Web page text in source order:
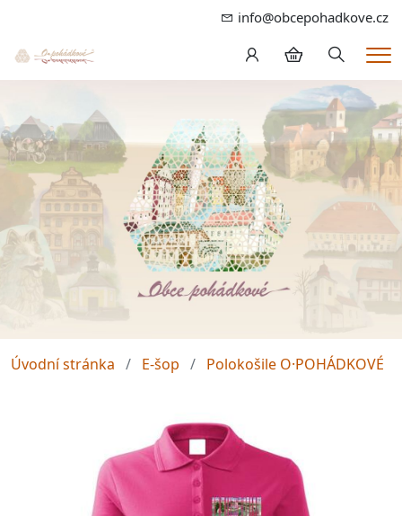
info@obcepohadkove.cz
Hledání
Úvodní stránka E-šop Polokošile O·POHÁDKOVÉ